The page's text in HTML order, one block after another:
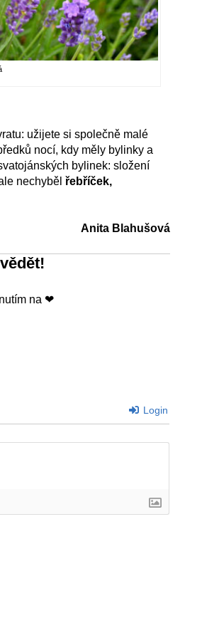
užijete si společně malé
nocí, kdy měly bylinky a
bylinek: složení
nechyběl řebříček,
Anita Blahušová
na ❤
Login